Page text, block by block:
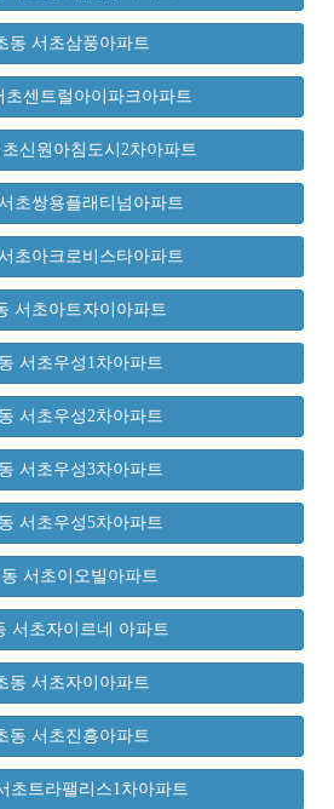
동 서초삼풍아파트
초센트럴아이파크아파트
신원아침도시2차아파트
초쌍용플래티넘아파트
초아크로비스타아파트
서초아트자이아파트
서초우성1차아파트
서초우성2차아파트
서초우성3차아파트
서초우성5차아파트
서초이오빌아파트
서초자이르네 아파트
동 서초자이아파트
동 서초진흥아파트
초트라팰리스1차아파트